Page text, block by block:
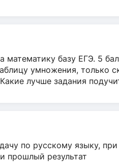
математику базу ЕГЭ. 5
умножения, только
лучше задания
по русскому языку,
прошлый результат